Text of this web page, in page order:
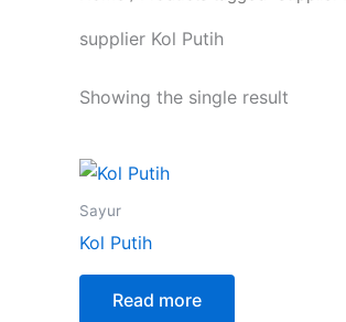
supplier Kol Putih
Showing the single result
Sayur
Kol Putih
Read more